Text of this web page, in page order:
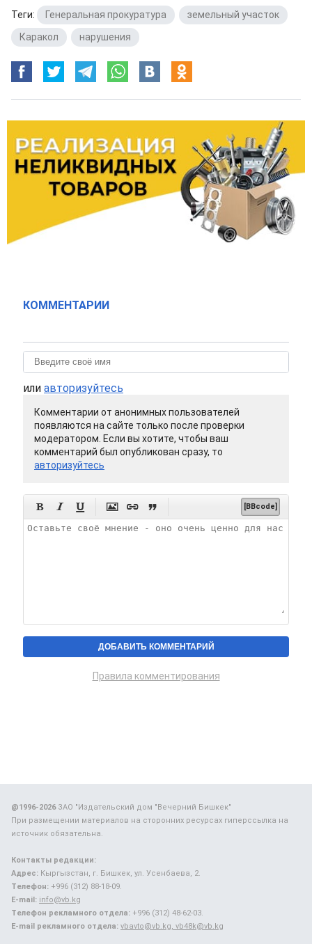
Теги: Генеральная прокуратура земельный участок
Каракол
нарушения
КОММЕНТАРИИ
или авторизуйтесь
Комментарии от анонимных пользователей
появляются на сайте только после проверки
модератором. Если вы хотите, чтобы ваш
комментарий был опубликован сразу, то
авторизуйтесь
      [BBcode]
Правила комментирования
@1996-2026ЗАО "Издательский дом "Вечерний Бишкек"
При размещении материалов на сторонних ресурсах гиперссылка на
источник обязательна.
Контакты редакции:
Адрес: Кыргызстан, г. Бишкек, ул. Усенбаева, 2.
Телефон: +996 (312) 88-18-09.
E-mail: info@vb.kg
Телефон рекламного отдела: +996 (312) 48-62-03.
E-mail рекламного отдела: vbavto@vb.kg, vb48k@vb.kg